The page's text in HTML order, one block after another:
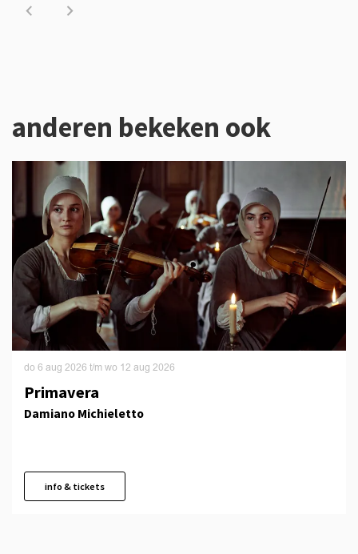
anderen bekeken ook
Primavera
Damiano Michieletto
do 6 aug 2026 t/m wo 12 aug 2026
info & tickets